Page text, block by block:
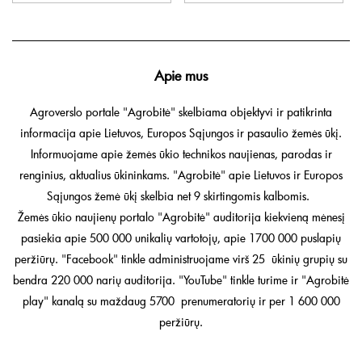
Apie mus
Agroverslo portale "Agrobitė" skelbiama objektyvi ir patikrinta
informacija apie Lietuvos, Europos Sąjungos ir pasaulio žemės ūkį.
Informuojame apie žemės ūkio technikos naujienas, parodas ir
renginius, aktualius ūkininkams. "Agrobitė" apie Lietuvos ir Europos
Sąjungos žemė ūkį skelbia net 9 skirtingomis kalbomis.
Žemės ūkio naujienų portalo "Agrobitė" auditorija kiekvieną mėnesį
pasiekia apie 500 000 unikalių vartotojų, apie 1700 000 puslapių
peržiūrų. "Facebook" tinkle administruojame virš 25 ūkinių grupių su
bendra 220 000 narių auditorija. "YouTube" tinkle turime ir "Agrobitė
play" kanalą su maždaug 5700 prenumeratorių ir per 1 600 000
peržiūrų.